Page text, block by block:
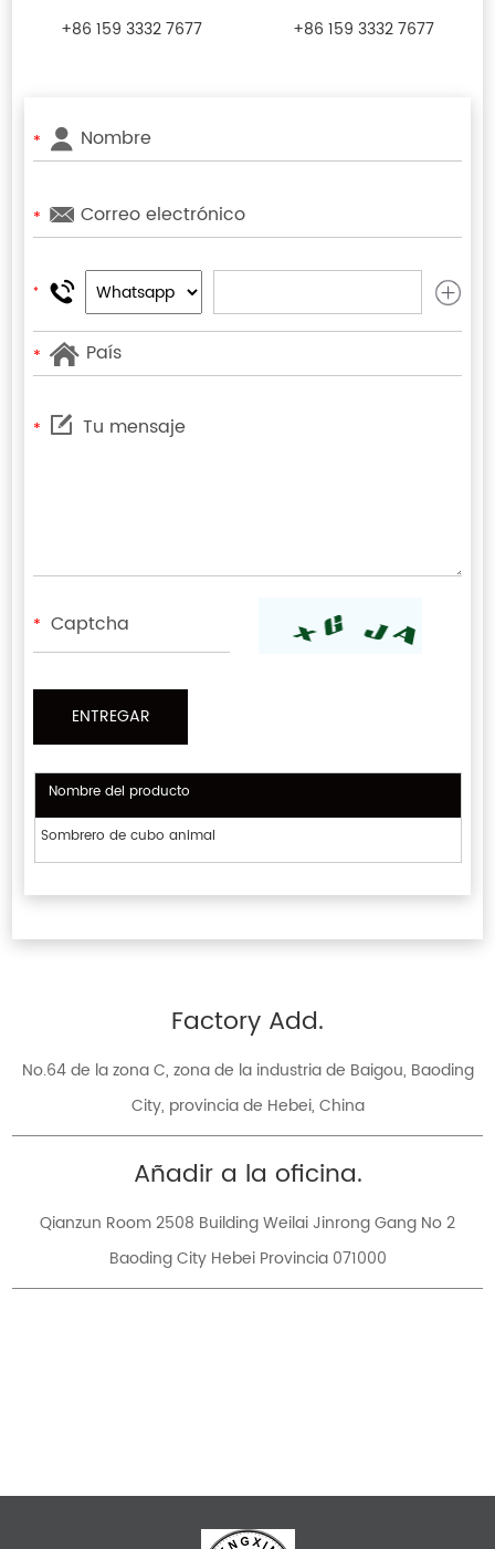
+86 159 3332 7677 +86 159 3332 7677
*
*
*
*
*
*
Nombre del producto
Sombrero de cubo animal
Factory Add.
No.64 de la zona C, zona de la industria de Baigou, Baoding
City, provincia de Hebei, China
Añadir a la oficina.
Qianzun Room 2508 Building Weilai Jinrong Gang No 2
Baoding City Hebei Provincia 071000